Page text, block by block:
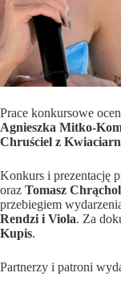
Prace konkursowe
Agnieszka Mitko-
Chruściel z
Konkurs i prezentację
oraz Tomasz
przebiegiem
Rendzi i Viola. Za
Kupis.
Partnerzy i patroni